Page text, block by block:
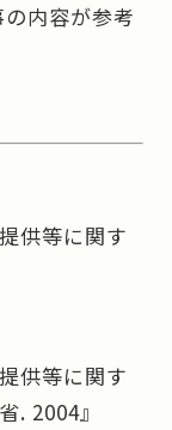
内容が参考
供等に関す
供等に関す
. 2004』